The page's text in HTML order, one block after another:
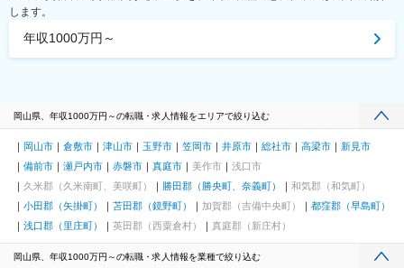
します。
年収1000万円～
岡山県、年収1000万円～の転職・求人情報をエリアで絞り込む
岡山市 倉敷市 津山市 玉野市 笠岡市 井原市 総社市 高梁市
新見市
備前市
瀬戸内市 赤磐市 真庭市 美作市
浅口市
久米郡（久米南町、美咲町）
勝田郡（勝央町、奈義町）
和気郡（和気町）
小田郡（矢掛町）
苫田郡（鏡野町） 加賀郡（吉備中央町）
都窪郡（早島町）
浅口郡（里庄町）
英田郡（西粟倉村） 真庭郡（新庄村）
岡山県、年収1000万円～の転職・求人情報を業種で絞り込む